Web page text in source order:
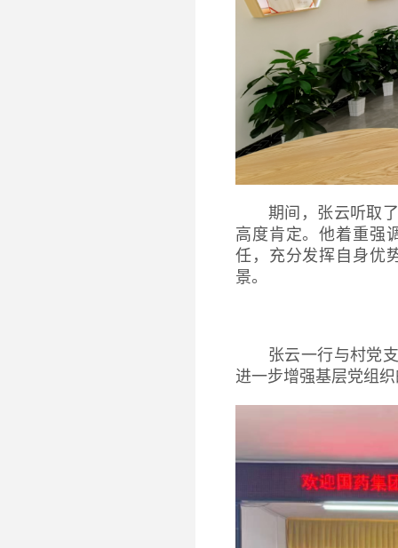
期间，张云听取
高度肯定。他着重强
任，充分发挥自身优
景。
张云一行与村党
进一步增强基层党组